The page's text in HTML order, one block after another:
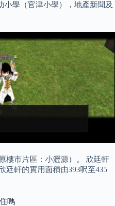
小學（官津小學），地產新聞及
樓市片區：小瀝源）。 欣廷軒
廷軒的實用面積由393呎至435
嗎